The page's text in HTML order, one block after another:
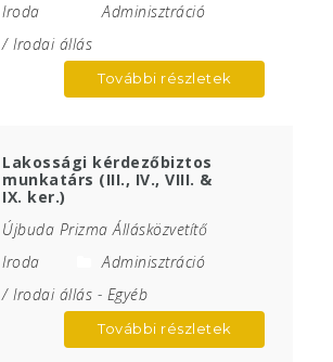
Iroda
Adminisztráció
/ Irodai állás
További részletek
Lakossági kérdezőbiztos
munkatárs (III., IV., VIII. &
IX. ker.)
Újbuda Prizma Állásközvetítő
Iroda
Adminisztráció
/ Irodai állás - Egyéb
További részletek